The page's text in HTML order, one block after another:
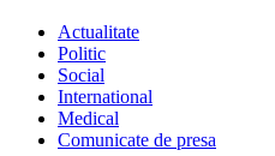
Actualitate
Politic
Social
International
Medical
Comunicate de presa